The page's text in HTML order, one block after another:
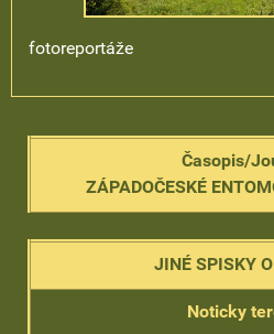
fotoreportáže
Časopis/
ZÁPADOČESKÉ
JINÉ SPISKY
Noticky